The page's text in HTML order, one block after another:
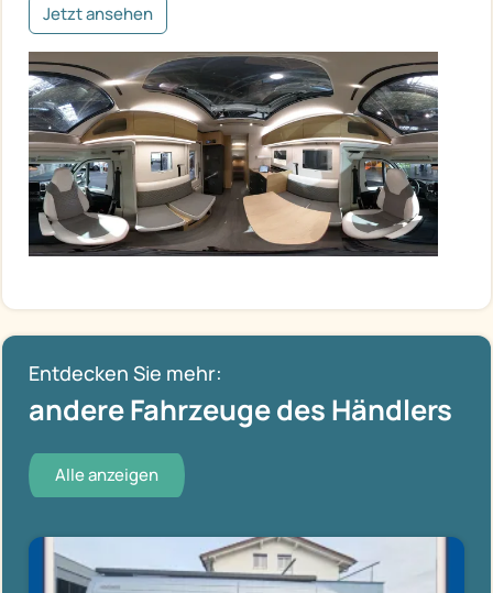
Jetzt ansehen
Entdecken Sie mehr:
andere Fahrzeuge des Händlers
Alle anzeigen